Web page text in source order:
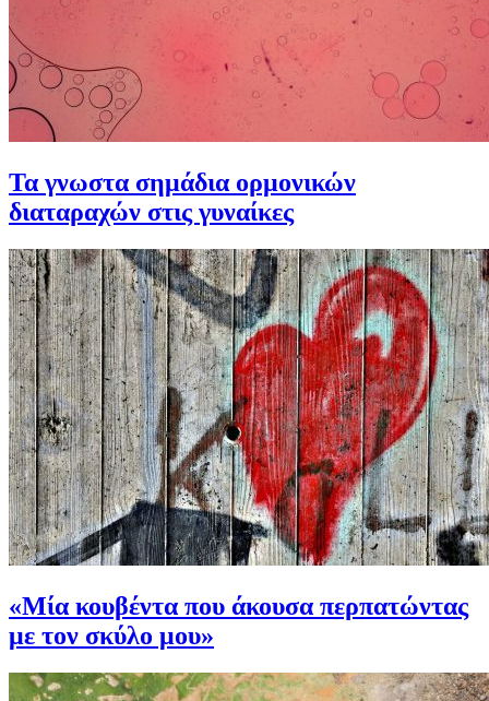
Τα γνωστα σημάδια ορμονικών
διαταραχών στις γυναίκες
«Μία κουβέντα που άκουσα περπατώντας
με τον σκύλο μου»